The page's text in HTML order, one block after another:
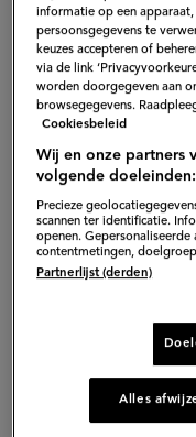
Gepubliceerd op:
informatie op een apparaat,
persoonsgegevens te
keuzes accepteren of
via de link
worden doorgegeven aan
browsegegevens.
Cookiesbeleid
Wij en onze partners
volgende doeleinden:
Precieze
scannen ter identificatie.
openen.
contentmetingen,
Partnerlijst (derden)
Alles